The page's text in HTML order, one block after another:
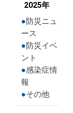
2025年
防災ニュ
ース
防災イベ
ント
感染症情
報
その他